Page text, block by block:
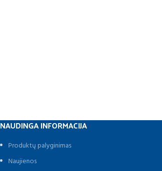
NAUDINGA INFORMACIJA
Produktų palyginimas
Naujienos